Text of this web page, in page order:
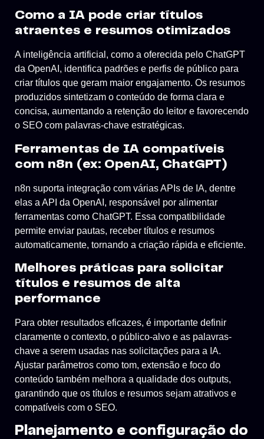
Como a IA pode criar títulos
atraentes e resumos otimizados
A inteligência artificial, como a oferecida pelo ChatGPT
da OpenAI, identifica padrões e perfis de público para
criar títulos que geram maior engajamento. Os resumos
produzidos sintetizam o conteúdo de forma clara e
concisa, aumentando a retenção do leitor e favorecendo
o SEO com palavras-chave estratégicas.
Ferramentas de IA compatíveis
com n8n (ex: OpenAI, ChatGPT)
n8n suporta integração com várias APIs de IA, dentre
elas a API da OpenAI, responsável por alimentar
ferramentas como ChatGPT. Essa compatibilidade
permite enviar pautas, receber títulos e resumos
automaticamente, tornando a criação rápida e eficiente.
Melhores práticas para solicitar
títulos e resumos de alta
performance
Para obter resultados eficazes, é importante definir
claramente o contexto, o público-alvo e as palavras-
chave a serem usadas nas solicitações para a IA.
Ajustar parâmetros como tom, extensão e foco do
conteúdo também melhora a qualidade dos outputs,
garantindo que os títulos e resumos sejam atrativos e
compatíveis com o SEO.
Planejamento e configuração do